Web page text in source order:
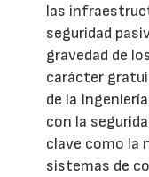
las
seguridad
gravedad de
carácter
de la
con la
clave como la
sistemas de